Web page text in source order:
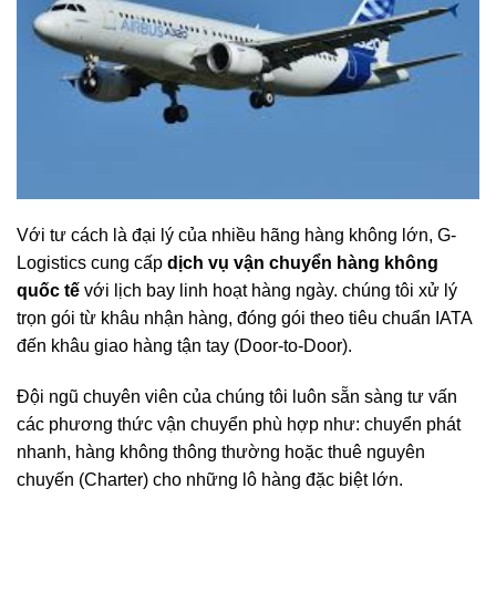
Với tư cách là đại lý của nhiều hãng hàng không lớn, G-
Logistics cung cấp dịch vụ vận chuyển hàng không
quốc tế với lịch bay linh hoạt hàng ngày. chúng tôi xử lý
trọn gói từ khâu nhận hàng, đóng gói theo tiêu chuẩn IATA
đến khâu giao hàng tận tay (Door-to-Door).
Đội ngũ chuyên viên của chúng tôi luôn sẵn sàng tư vấn
các phương thức vận chuyển phù hợp như: chuyển phát
nhanh, hàng không thông thường hoặc thuê nguyên
chuyến (Charter) cho những lô hàng đặc biệt lớn.